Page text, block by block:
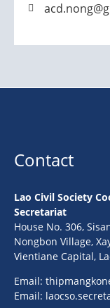
Contact
Lao Civil Society
Secretariat
House No. 306,
Nongbon Village,
Vientiane Capital,
Email:
Email: